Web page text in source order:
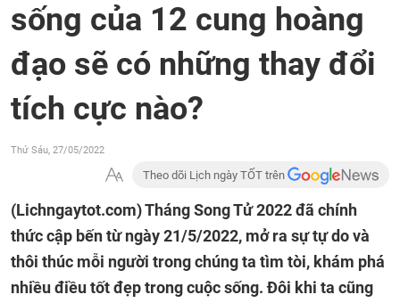
sống của 12 cung hoàng
đạo sẽ có những thay đổi
tích cực nào?
Thứ Sáu, 27/05/2022
Theo dõi Lịch ngày TỐT trên
(Lichngaytot.com)Tháng Song Tử 2022 đã chính
thức cập bến từ ngày 21/5/2022, mở ra sự tự do và
thôi thúc mỗi người trong chúng ta tìm tòi, khám phá
nhiều điều tốt đẹp trong cuộc sống. Đôi khi ta cũng